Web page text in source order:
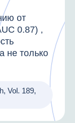
от
0.87) ,
не только
Vol. 189,